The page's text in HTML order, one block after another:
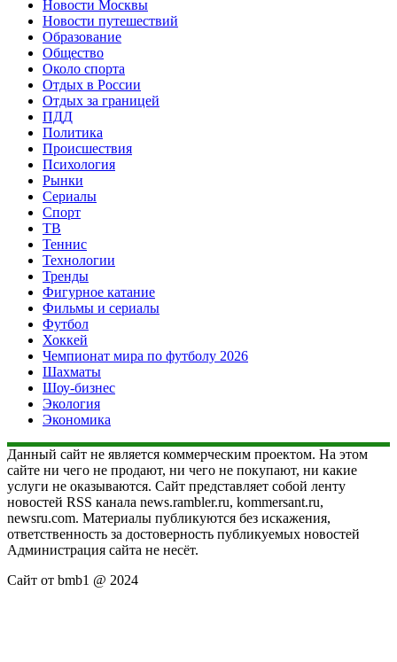
Новости Москвы
Новости путешествий
Образование
Общество
Около спорта
Отдых в России
Отдых за границей
ПДД
Политика
Происшествия
Психология
Рынки
Сериалы
Спорт
ТВ
Теннис
Технологии
Тренды
Фигурное катание
Фильмы и сериалы
Футбол
Хоккей
Чемпионат мира по футболу 2026
Шахматы
Шоу-бизнес
Экология
Экономика
Данный сайт не является коммерческим проектом. На этом
сайте ни чего не продают, ни чего не покупают, ни какие
услуги не оказываются. Сайт представляет собой ленту
новостей RSS канала news.rambler.ru, kommersant.ru,
newsru.com. Материалы публикуются без искажения,
ответственность за достоверность публикуемых новостей
Администрация сайта не несёт.
Сайт от bmb1 @ 2024